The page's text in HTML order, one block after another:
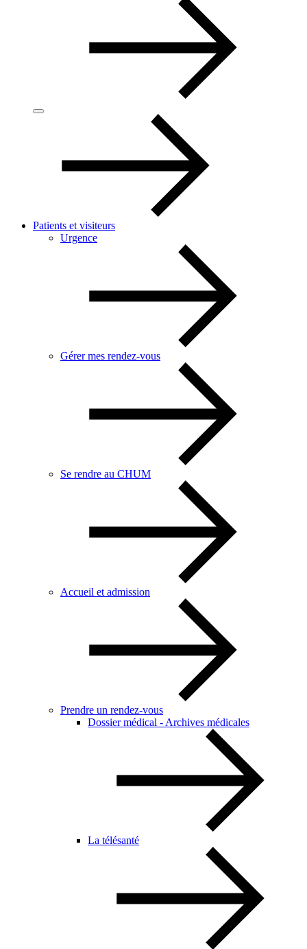
Patients et visiteurs
Urgence
Gérer mes rendez-vous
Se rendre au CHUM
Accueil et admission
Prendre un rendez-vous
Dossier médical - Archives médicales
La télésanté